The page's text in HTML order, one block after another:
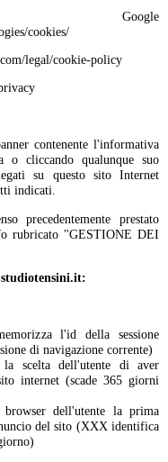
Google
cookies/
legal/cookie-policy
contenente l'informativa
o cliccando qualunque suo
su questo sito Internet
indicati.
precedentemente prestato
rubricato "GESTIONE DEI
l'id della sessione
di navigazione corrente)
la scelta dell'utente di aver
internet (scade 365 giorni
dell'utente la prima
del sito (XXX identifica